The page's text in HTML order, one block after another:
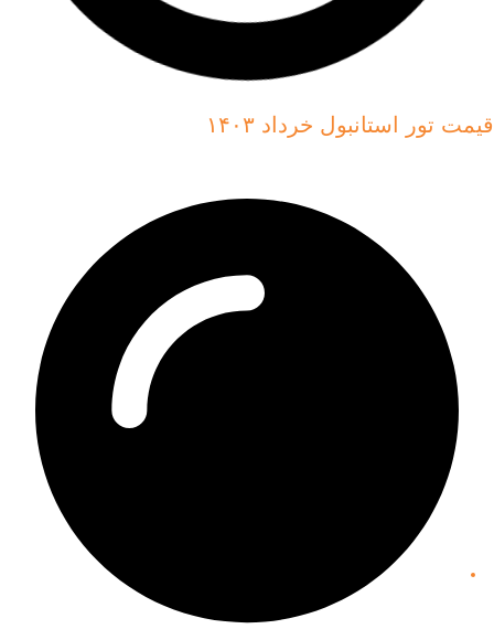
قیمت تور استانبول خرداد ۱۴۰۳